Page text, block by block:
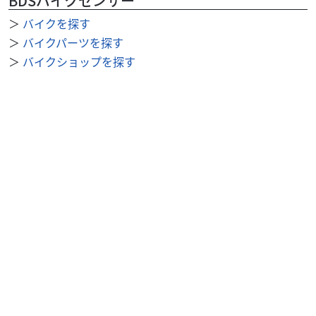
＞ バイクを探す
＞ バイクパーツを探す
＞ バイクショップを探す